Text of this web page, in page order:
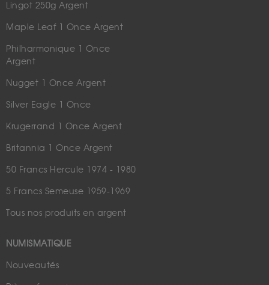
Lingot 250g Argent
Maple Leaf 1 Once Argent
Philharmonique 1 Once
Argent
Nugget 1 Once Argent
Silver Eagle 1 Once
Krugerrand 1 Once Argent
Britannia 1 Once Argent
50 Francs Hercule 1974 - 1980
5 Francs Semeuse 1959-1969
Tous nos produits en argent
NUMISMATIQUE
Nouveautés